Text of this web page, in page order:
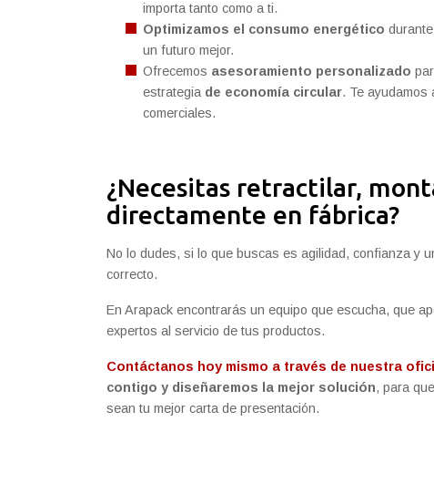
importa tanto como a ti.
Optimizamos el consumo energético
un futuro mejor.
Ofrecemos asesoramiento personalizado
estrategia de economía circular. Te ayudamos
comerciales.
¿Necesitas retractilar,
directamente en fábrica?
No lo dudes, si lo que buscas es agilidad, confianza y
correcto.
En Arapack encontrarás un equipo que escucha, que
expertos al servicio de tus productos.
Contáctanos hoy mismo a través de nuestra
contigo y diseñaremos la mejor solución, para
sean tu mejor carta de presentación.